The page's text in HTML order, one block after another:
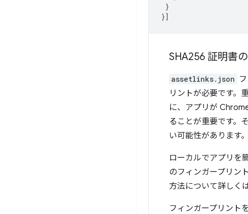
}
}]
SHA256 証明書
assetlinks.json
リントが必要です。
に、アプリが
ることが重要です。
い可能性があります。
ローカルでアプリを
のフィンガープリン
方法について詳しく
フィンガープリント